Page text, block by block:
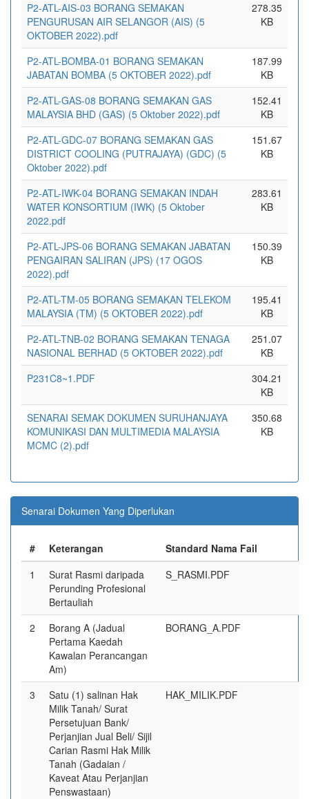
P2-ATL-AIS-03 BORANG SEMAKAN
PENGURUSAN AIR SELANGOR (AIS) (5
OKTOBER 2022).pdf
278.35
KB
P2-ATL-BOMBA-01 BORANG SEMAKAN
JABATAN BOMBA (5 OKTOBER 2022).pdf
187.99
KB
P2-ATL-GAS-08 BORANG SEMAKAN GAS
MALAYSIA BHD (GAS) (5 Oktober 2022).pdf
152.41
KB
P2-ATL-GDC-07 BORANG SEMAKAN GAS
DISTRICT COOLING (PUTRAJAYA) (GDC) (5
Oktober 2022).pdf
151.67
KB
P2-ATL-IWK-04 BORANG SEMAKAN INDAH
WATER KONSORTIUM (IWK) (5 Oktober
2022.pdf
283.61
KB
P2-ATL-JPS-06 BORANG SEMAKAN JABATAN
PENGAIRAN SALIRAN (JPS) (17 OGOS
2022).pdf
150.39
KB
P2-ATL-TM-05 BORANG SEMAKAN TELEKOM
MALAYSIA (TM) (5 OKTOBER 2022).pdf
195.41
KB
P2-ATL-TNB-02 BORANG SEMAKAN TENAGA
NASIONAL BERHAD (5 OKTOBER 2022).pdf
251.07
KB
P231C8~1.PDF
304.21
KB
SENARAI SEMAK DOKUMEN SURUHANJAYA
KOMUNIKASI DAN MULTIMEDIA MALAYSIA
MCMC (2).pdf
350.68
KB
Senarai Dokumen Yang Diperlukan
# Keterangan
Standard Nama Fail
1
Surat Rasmi daripada
Perunding Profesional
Bertauliah
S_RASMI.PDF
2
Borang A (Jadual
Pertama Kaedah
Kawalan Perancangan
Am)
BORANG_A.PDF
3
Satu (1) salinan Hak
Milik Tanah/ Surat
Persetujuan Bank/
Perjanjian Jual Beli/ Sijil
Carian Rasmi Hak Milik
Tanah (Gadaian /
Kaveat Atau Perjanjian
Penswastaan)
HAK_MILIK.PDF